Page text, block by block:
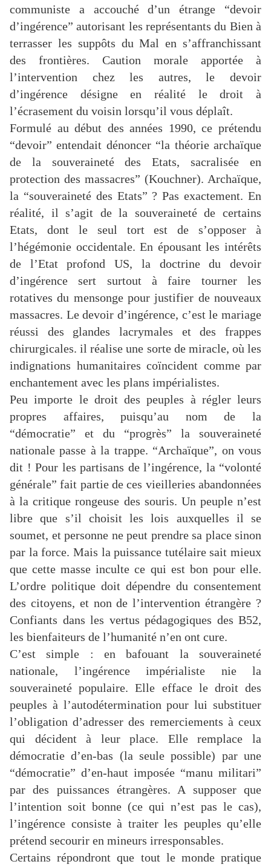
communiste a accouché d’un étrange “devoir
d’ingérence” autorisant les représentants du Bien à
terrasser les suppôts du Mal en s’affranchissant
des frontières. Caution morale apportée à
l’intervention chez les autres, le devoir
d’ingérence désigne en réalité le droit à
l’écrasement du voisin lorsqu’il vous déplaît.
Formulé au début des années 1990, ce prétendu
“devoir” entendait dénoncer “la théorie archaïque
de la souveraineté des Etats, sacralisée en
protection des massacres” (Kouchner). Archaïque,
la “souveraineté des Etats” ? Pas exactement. En
réalité, il s’agit de la souveraineté de certains
Etats, dont le seul tort est de s’opposer à
l’hégémonie occidentale. En épousant les intérêts
de l’Etat profond US, la doctrine du devoir
d’ingérence sert surtout à faire tourner les
rotatives du mensonge pour justifier de nouveaux
massacres. Le devoir d’ingérence, c’est le mariage
réussi des glandes lacrymales et des frappes
chirurgicales. il réalise une sorte de miracle, où les
indignations humanitaires coïncident comme par
enchantement avec les plans impérialistes.
Peu importe le droit des peuples à régler leurs
propres affaires, puisqu’au nom de la
“démocratie” et du “progrès” la souveraineté
nationale passe à la trappe. “Archaïque”, on vous
dit ! Pour les partisans de l’ingérence, la “volonté
générale” fait partie de ces vieilleries abandonnées
à la critique rongeuse des souris. Un peuple n’est
libre que s’il choisit les lois auxquelles il se
soumet, et personne ne peut prendre sa place sinon
par la force. Mais la puissance tutélaire sait mieux
que cette masse inculte ce qui est bon pour elle.
L’ordre politique doit dépendre du consentement
des citoyens, et non de l’intervention étrangère ?
Confiants dans les vertus pédagogiques des B52,
les bienfaiteurs de l’humanité n’en ont cure.
C’est simple : en bafouant la souveraineté
nationale, l’ingérence impérialiste nie la
souveraineté populaire. Elle efface le droit des
peuples à l’autodétermination pour lui substituer
l’obligation d’adresser des remerciements à ceux
qui décident à leur place. Elle remplace la
démocratie d’en-bas (la seule possible) par une
“démocratie” d’en-haut imposée “manu militari”
par des puissances étrangères. A supposer que
l’intention soit bonne (ce qui n’est pas le cas),
l’ingérence consiste à traiter les peuples qu’elle
prétend secourir en mineurs irresponsables.
Certains répondront que tout le monde pratique